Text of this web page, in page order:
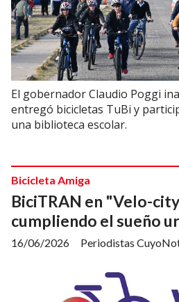
El gobernador Claudio Poggi
entregó bicicletas TuBi y
una biblioteca escolar.
BiciTRAN en "Velo-
cumpliendo el sueño
Periodistas
Bicicleta Amiga
16/06/2026